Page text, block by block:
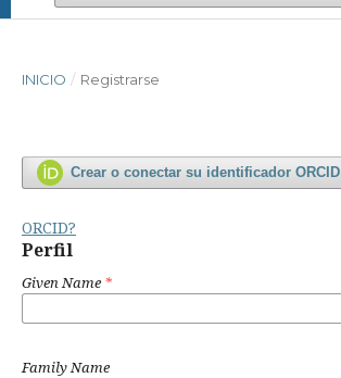
INICIO / Registrarse
Crear o conectar su identificador ORCID
ORCID?
Perfil
Given Name *
Family Name